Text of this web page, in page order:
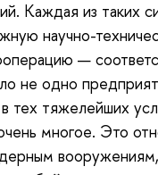
Каждая из таких
научно-
—
не одно
тех тяжелейших
многое. Это
вооружениям,